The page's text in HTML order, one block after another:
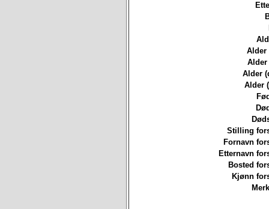
Alder
Alder
Alder
Alder
Stilling
Fornavn
Etternavn
Bosted
Kjønn